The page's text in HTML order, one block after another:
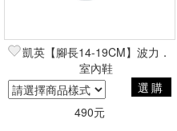
凱英【腳長14-19CM】波力．
室內鞋
選購
490元